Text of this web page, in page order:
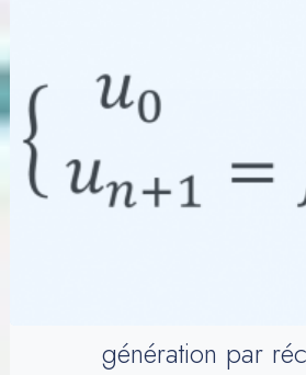
génération par